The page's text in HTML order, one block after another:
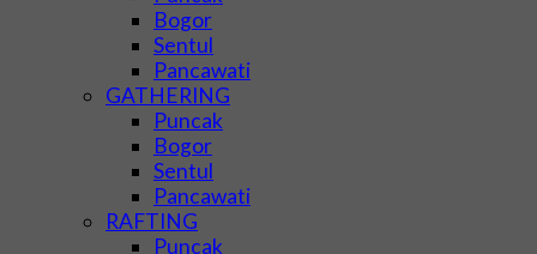
Bogor
Sentul
Pancawati
GATHERING
Puncak
Bogor
Sentul
Pancawati
RAFTING
Puncak